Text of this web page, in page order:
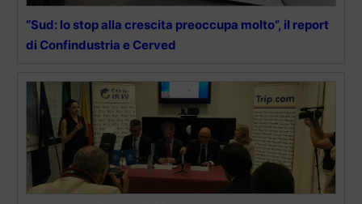
“Sud: lo stop alla crescita preoccupa molto”, il report
di Confindustria e Cerved